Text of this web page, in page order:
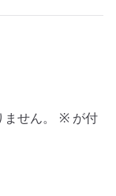
せん。 ※が付